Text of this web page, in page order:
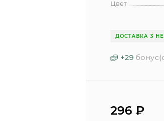
Цвет
ДОСТАВКА 3
+29
296₽